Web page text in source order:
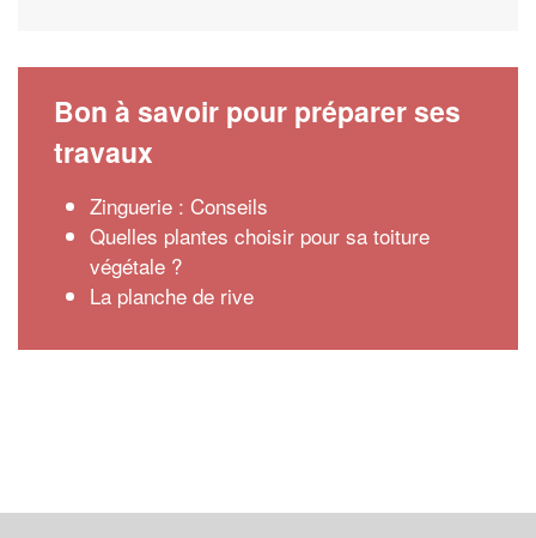
Bon à savoir pour préparer ses
travaux
Zinguerie : Conseils
Quelles plantes choisir pour sa toiture
végétale ?
La planche de rive